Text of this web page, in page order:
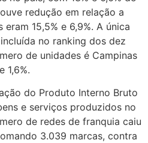
redução em relação a
15,5% e 6,9%. A única
no ranking dos dez
de unidades é Campinas
1,6%.
do Produto Interno Bruto
e serviços produzidos no
de redes de franquia caiu
3.039 marcas, contra